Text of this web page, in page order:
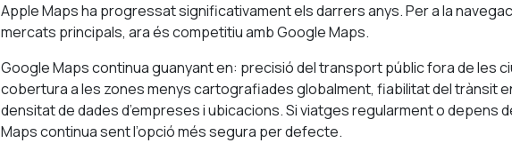
Apple Maps ha progressat significativament els darrers anys. Per a la
mercats principals, ara és competitiu amb Google Maps.
Google Maps continua guanyant en: precisió del transport públic fora de les
cobertura a les zones menys cartografiades globalment, fiabilitat del trànsit
densitat de dades d’empreses i ubicacions. Si viatges regularment o depens
Maps continua sent l’opció més segura per defecte.